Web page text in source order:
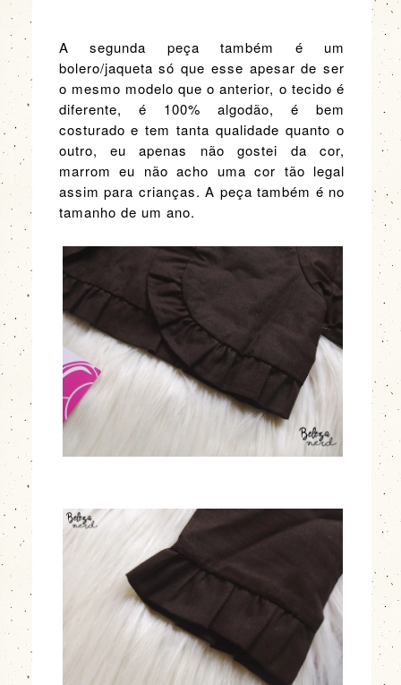
A segunda peça também é um
bolero/jaqueta só que esse apesar de ser
o mesmo modelo que o anterior, o tecido é
diferente, é 100% algodão, é bem
costurado e tem tanta qualidade quanto o
outro, eu apenas não gostei da cor,
marrom eu não acho uma cor tão legal
assim para crianças. A peça também é no
tamanho de um ano.